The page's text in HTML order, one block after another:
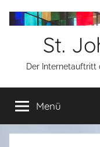
Inhalt
St.
Der Internetauftritt
Menü